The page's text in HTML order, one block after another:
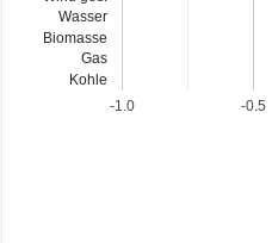
-1.0 -0.5
Wasser
Biomasse
Gas
Kohle